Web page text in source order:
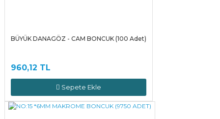
BÜYÜK DANAGÖZ - CAM BONCUK (100 Adet)
960,12 TL
Sepete Ekle